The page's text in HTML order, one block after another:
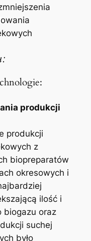
produkcji
produkcji
z
biopreparatów
okresowych i
ilość i
biogazu oraz
suchej
było